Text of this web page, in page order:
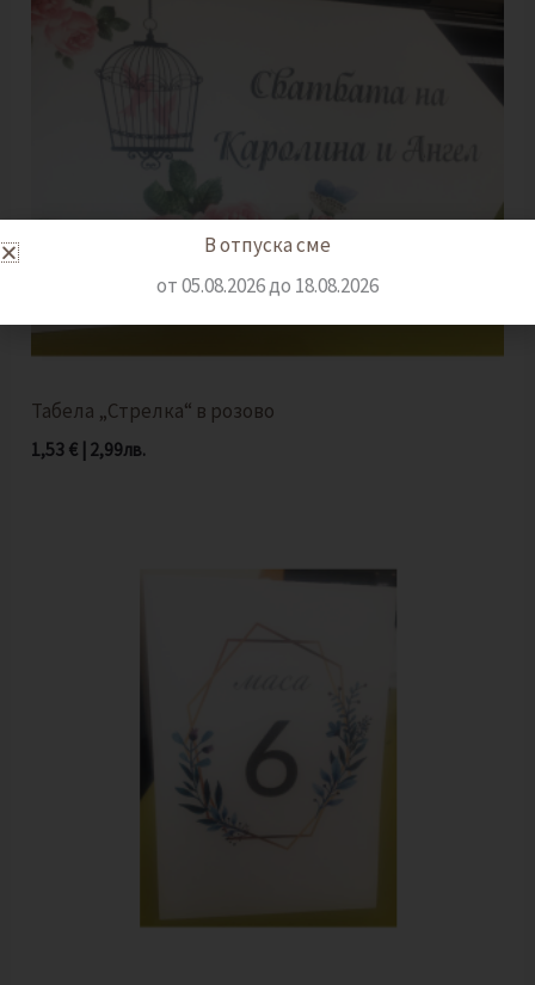
Табела „Стрелка“ в розово
1,53 € 2,99лв.
В отпуска сме
от 05.08.2026 до 18.08.2026